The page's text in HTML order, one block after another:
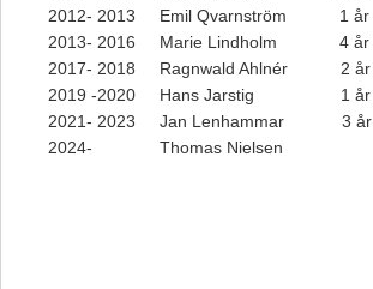
2012- 2013 Emil Qvarnström 1 år
2013- 2016 Marie Lindholm 4 år
2017- 2018 Ragnwald Ahlnér 2 år
2019 -2020 Hans Jarstig 1 år
2021- 2023 Jan Lenhammar 3 år
2024- Thomas Nielsen